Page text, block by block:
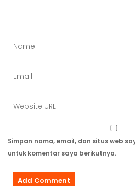
Simpan nama, email, dan situs web
untuk komentar saya berikutnya.